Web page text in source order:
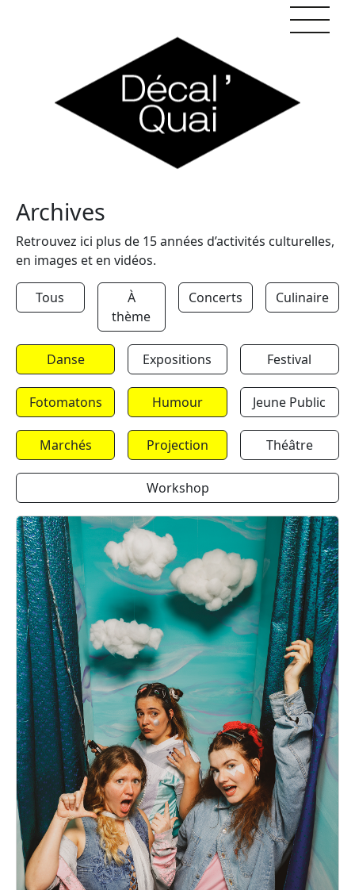
Archives
Retrouvez ici plus de 15 années d’activités culturelles,
en images et en vidéos.
Tous
À
thème
Concerts Culinaire
Danse Expositions Festival
Fotomatons Humour Jeune Public
Marchés Projection Théâtre
Workshop